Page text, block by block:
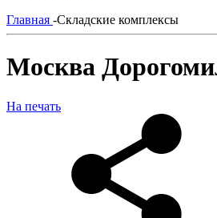
Главная -Складские комплексы
Москва
На печать